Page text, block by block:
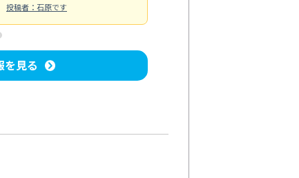
投稿者：石原です
を見る